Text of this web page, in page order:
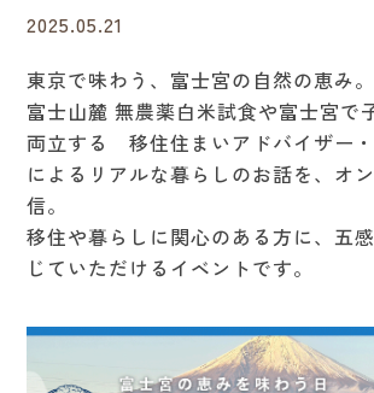
2025.05.21
東京で味わう、富士宮の自然の恵み。
富士山麓 無農薬白米試食や富士宮で
両立する 移住住まいアドバイザー
によるリアルな暮らしのお話を、オ
信。
移住や暮らしに関心のある方に、五
じていただけるイベントです。